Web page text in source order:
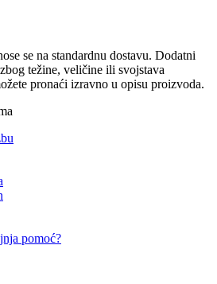
se na standardnu ​​dostavu. Dodatni
težine, veličine ili svojstava
pronaći izravno u opisu proizvoda.
pomoć?